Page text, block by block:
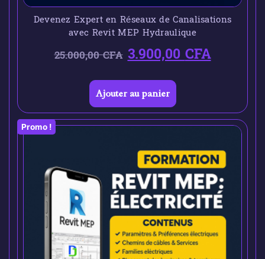
Devenez Expert en Réseaux de Canalisations
avec Revit MEP Hydraulique
25.000,00CFA 3.900,00CFA
Ajouter au panier
Promo !